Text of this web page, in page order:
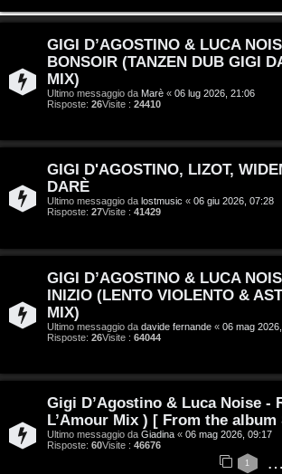
A
g
m
n
i
GIGI D’AGOSTINO & LUCA
BONSOIR (TANZEN DUB GIGI
MIX)
Ultimo messaggio da Marè « 06 lug 2026, 21:06
Risposte: 26Visite : 24410
GIGI D'AGOSTINO, LIZOT,
DARÈ
Ultimo messaggio da lostmusic « 06 giu 2026, 07:28
Risposte: 27Visite : 41429
GIGI D’AGOSTINO & LUCA
INIZIO (LENTO VIOLENTO &
MIX)
Ultimo messaggio da davide fernande « 06 mag
Risposte: 26Visite : 64044
Gigi D’Agostino & Luca Noise -
L’Amour Mix ) [ From the album
Ultimo messaggio da Giadina « 06 mag 2026, 09:17
Risposte: 60Visite : 46676
1 …
o
p
i
A
t
v